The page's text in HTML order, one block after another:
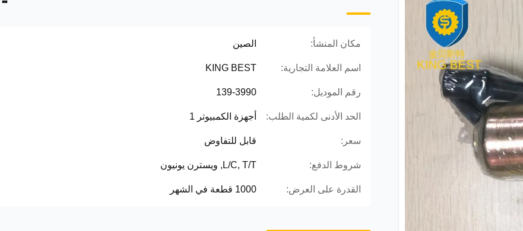
مكان المنشأ: الصين
اسم العلامة التجارية: KING BEST
رقم الموديل: 139-3990
الحد الأدنى لكمية الطلب: أجهزة الكمبيوتر 1
سعر: قابل للتفاوض
شروط الدفع: L/C, T/T, ويسترن يونيون
القدرة على العرض: 1000 قطعة في الشهر